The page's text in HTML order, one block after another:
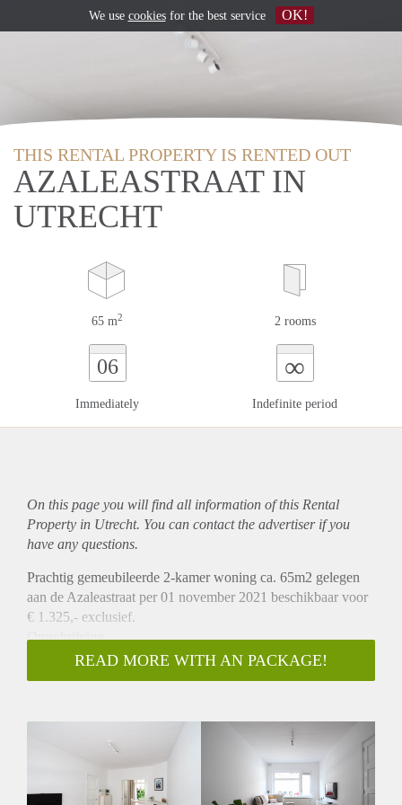
THIS RENTAL PROPERTY IS RENTED OUT
AZALEASTRAAT IN
UTRECHT
65 m2 2 rooms
06
Immediately
∞
Indefinite period
On this page you will find all information of this Rental
Property in Utrecht. You can contact the advertiser if you
have any questions.
Prachtig gemeubileerde 2-kamer woning ca. 65m2 gelegen
aan de Azaleastraat per 01 november 2021 beschikbaar voor
€ 1.325,- exclusief.
Omschrijving
Deze prachtige tussenwoning heeft op de begane grond een
ruime woonkamer aan de voorzijde. Aan de achterzijde
gasfornuis. Middels openslaande deuren aan de achterzijde
heeft u toegang tot een ruime tuin die is gelegen op het
zuidoosten. Achter de keuken is de nette badkamer gelegen
met inloopdouche, wastafel en wasmachine. Er is een
READ MORE WITH AN PACKAGE!
We use cookiesfor the best service OK!